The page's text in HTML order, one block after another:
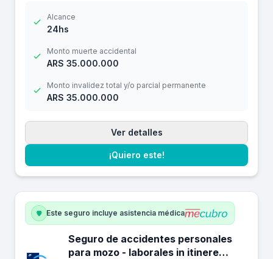
Alcance
24hs
Monto muerte accidental
ARS 35.000.000
Monto invalidez total y/o parcial permanente
ARS 35.000.000
Ver detalles
¡Quiero este!
Este seguro incluye asistencia médica
Seguro de accidentes personales
para mozo - laborales in itinere